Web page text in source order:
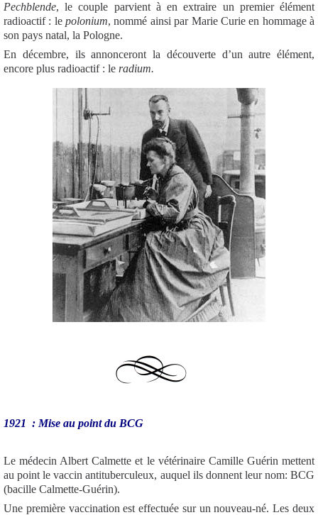
Pechblende, le couple parvient à en extraire un premier élément
radioactif : lepolonium, nommé ainsi par Marie Curie en hommage à
son pays natal, la Pologne.
En décembre, ils annonceront la découverte d’un autre élément,
encore plus radioactif : le radium.
1921 : Mise au point du BCG
Le médecin Albert Calmette et le vétérinaire Camille Guérin mettent
au point le vaccin antituberculeux, auquel ils donnent leur nom: BCG
(bacille Calmette-Guérin).
Une première vaccination est effectuée sur un nouveau-né. Les deux